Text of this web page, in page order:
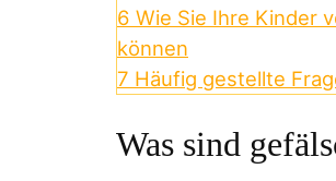
6 Wie Sie Ihre Kinder
können
7 Häufig gestellte
Was sind